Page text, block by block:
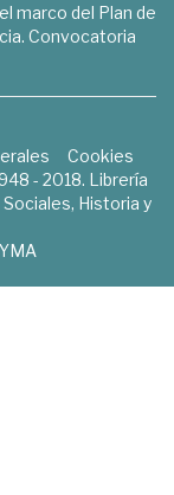
marco del Plan de
Convocatoria
Cookies
- 2018. Librería
Historia y